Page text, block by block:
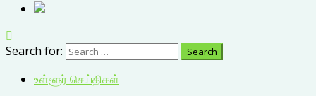
Search for:
உள்ளூர் செய்திகள்